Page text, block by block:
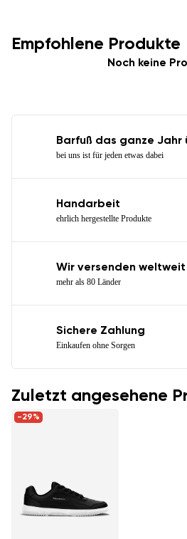
Empfohlene Produkte
Noch keine
Barfuß das ganze Jahr
bei uns ist für jeden etwas dabei
Handarbeit
ehrlich hergestellte Produkte
Wir versenden weltweit
mehr als 80 Länder
Sichere Zahlung
Einkaufen ohne Sorgen
Zuletzt angesehene
-29%